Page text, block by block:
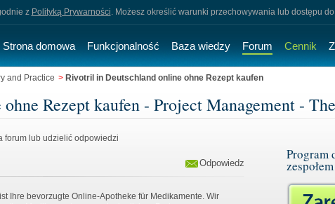
z Polityką Prywarności. Możesz określić warunki przechowywania lub dostępu
Strona domowa Funkcjonalność Baza wiedzy Forum Cennik
and Practice > Rivotril in Deutschland online ohne Rezept kaufen
Rezept kaufen - Project Management -
forum lub udzielić odpowiedzi
Odpowiedz
Ihre bevorzugte Online-Apotheke für Medikamente. Wir
Program